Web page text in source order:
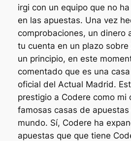
irgi con un equipo que no
en las apuestas. Una vez
comprobaciones, un dinero
tu cuenta en un plazo
un principio, en este
comentado que es una
oficial del Actual Madrid.
prestigio a Codere como mi
famosas casas de
mundo. Sí, Codere ha
apuestas que que tiene